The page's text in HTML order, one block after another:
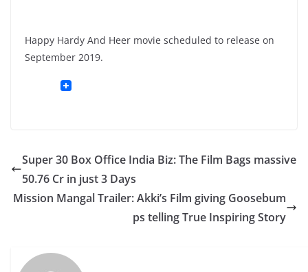
Happy Hardy And Heer movie scheduled to release on
September 2019.
Super 30 Box Office India Biz: The Film Bags massive
50.76 Cr in just 3 Days
Mission Mangal Trailer: Akki’s Film giving Goosebum
ps telling True Inspiring Story